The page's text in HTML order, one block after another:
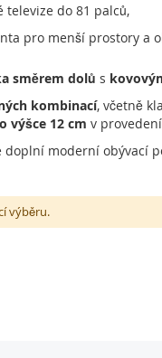
televize do 81 palců,
pro menší prostory a
směrem dolů s
kombinací, včetně
výšce 12 cm v provedení
doplní moderní obývací
výběru.